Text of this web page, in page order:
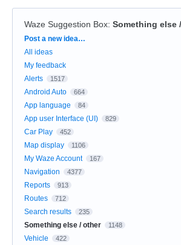
Waze Suggestion Box: Something else
Categories
Post a new idea…
All ideas
My feedback
Alerts
1517
Android Auto 664
App language 84
App user Interface (UI) 829
Car Play 452
Map display 1106
My Waze Account 167
Navigation 4377
Reports 913
Routes 712
Search results 235
Something else / other 1148
Vehicle 422